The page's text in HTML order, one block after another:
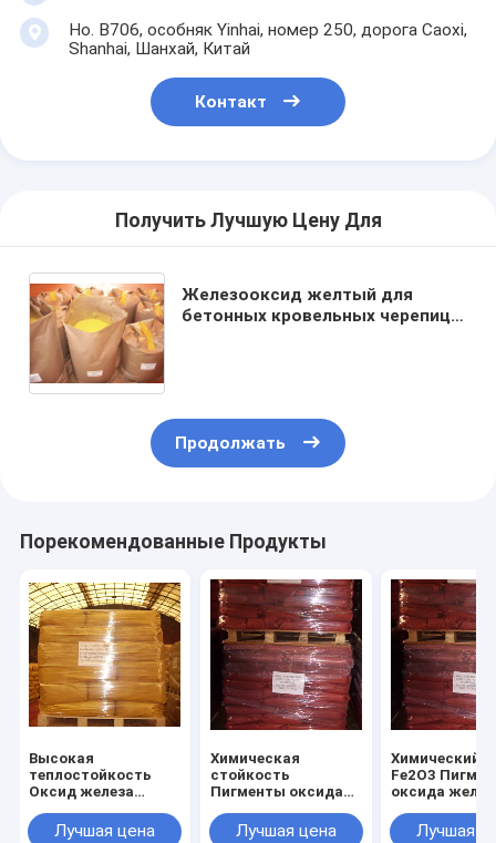
Но. B706, особняк Yinhai, номер 250, дорога Caoxi,
Shanhai, Шанхай, Китай
Контакт
Получить Лучшую Цену Для
Железооксид желтый для
бетонных кровельных черепиц,
Продолжать
Порекомендованные Продукты
Высокая
теплостойкость
Оксид железа
химической
Лучшая цена
Химическая
стойкость
Пигменты оксида
кипения 2750°C и α-
Лучшая цена
Химический
Fe2O3
оксида
Лучшая